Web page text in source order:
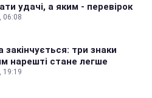
удачі, а яким - перевірок
06:08
закінчується: три знаки
нарешті стане легше
19:19